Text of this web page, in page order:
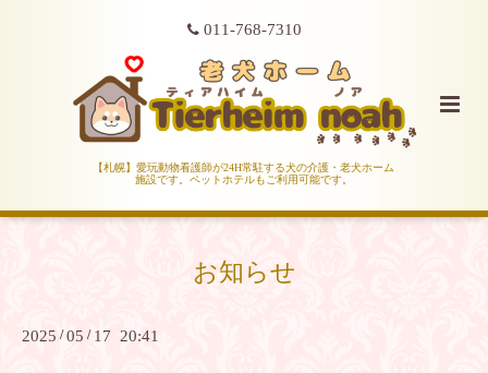
011-768-7310
【札幌】愛玩動物看護師が24H常駐する犬の介護・老犬ホーム
施設です。ペットホテルもご利用可能です。
お知らせ
2025 /05 / 17 20:41